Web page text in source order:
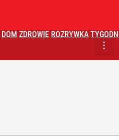
DOM ZDROWIE ROZRYWKA